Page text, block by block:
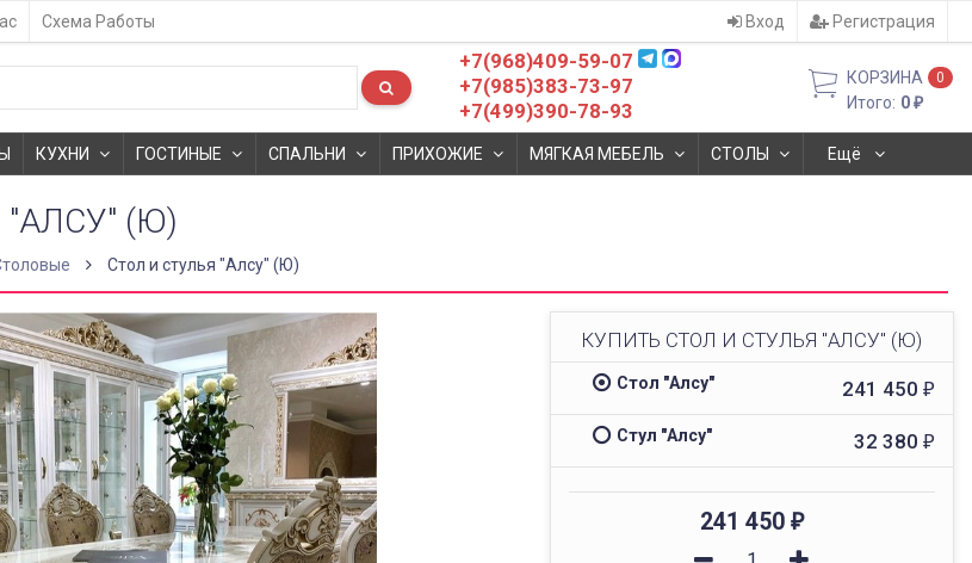
Схема Работы Вход Регистрация
+7(968)409-59-07
+7(985)383-73-97
+7(499)390-78-93
КОРЗИНА 0
Итого: 0₽
КУХНИ ГОСТИНЫЕ СПАЛЬНИ ПРИХОЖИЕ МЯГКАЯ МЕБЕЛЬ СТОЛЫ Ещё
(Ю)
Стол и стулья "Алсу" (Ю)
КУПИТЬ СТОЛ И СТУЛЬЯ "АЛСУ" (Ю)
Стол "Алсу" 241 450 ₽
Стул "Алсу" 32 380 ₽
241 450 ₽